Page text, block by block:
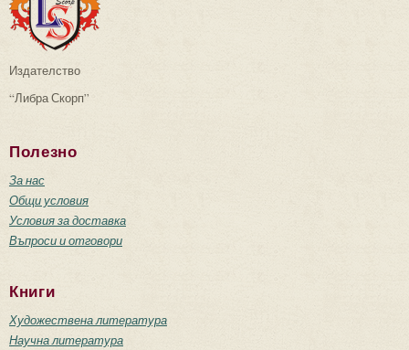
Издателство
“Либра Скорп”
Полезно
За нас
Общи условия
Условия за доставка
Въпроси и отговори
Книги
Художествена литература
Научна литература